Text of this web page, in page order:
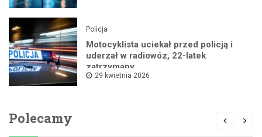
Policja
Motocyklista uciekał przed policją i
uderzał w radiowóz, 22-latek
zatrzymany
29 kwietnia 2026
Polecamy